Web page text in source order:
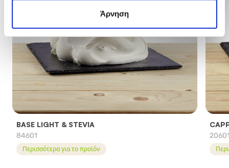
Άρνηση
BASE LIGHT & STEVIA
84601
Περισσότερα για το προϊόν